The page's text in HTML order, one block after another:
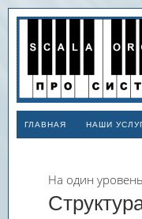
ГЛАВНАЯ НАШИ
На один